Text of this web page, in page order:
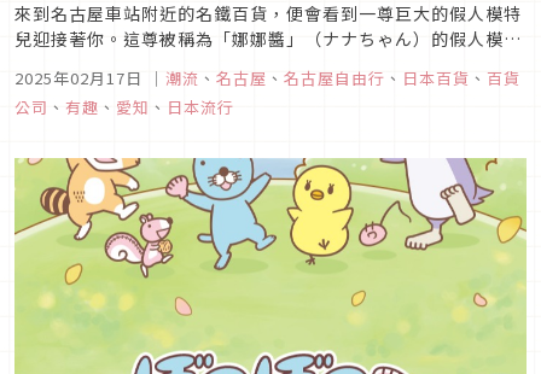
來到名古屋車站附近的名鐵百貨，便會看到一尊巨大的假人模特
兒迎接著你。這尊被稱為「娜娜醬」（ナナちゃん）的假人模特
兒，其高聳的身姿，不僅成為當地著名的一大地標，娜娜醬隨著
季節或活動而改變的多樣穿搭，更是成為名鐵百貨的一大特色，
吸引不少路過的人都會駐足拍照，每一次的精心裝扮，總能成為
2025年02月17日 ｜ 潮流 、 名古屋 、 名古屋自由行 、 日本百貨 、 百貨
公司 、 有趣 、 愛知 、 日本流行